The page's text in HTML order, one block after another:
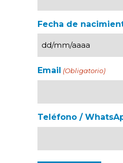
Fecha de
Email (Obligatorio)
Teléfono /